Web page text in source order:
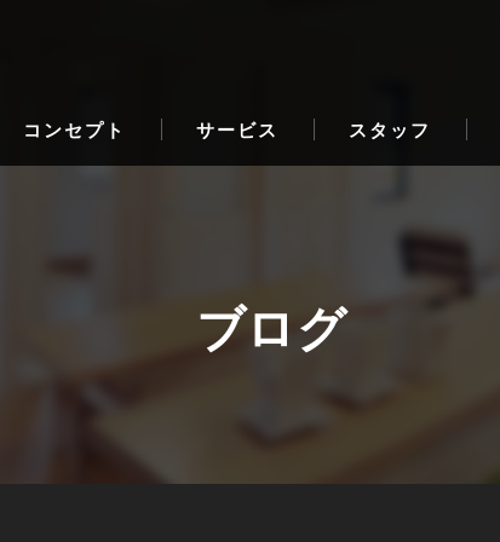
コンセプト サービス スタッフ
ブログ